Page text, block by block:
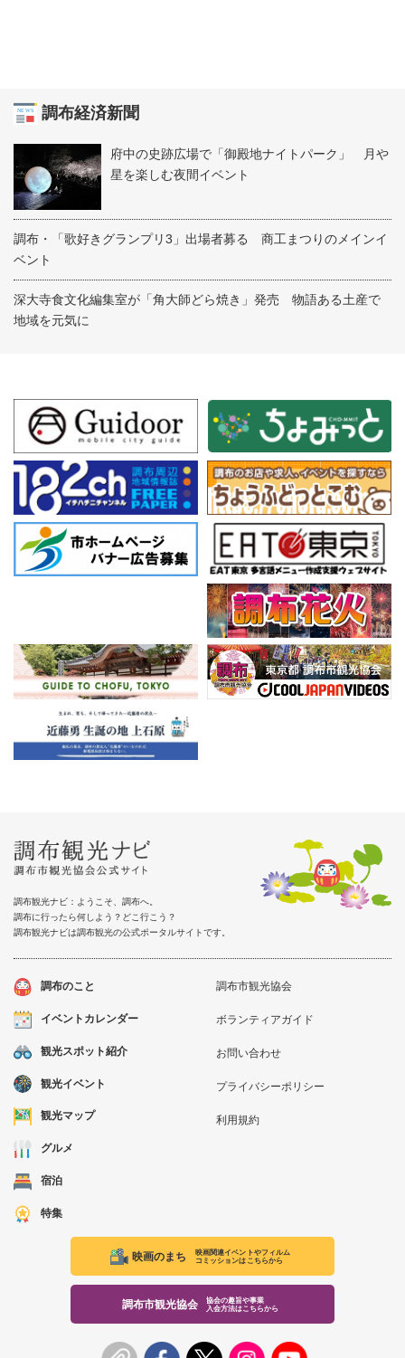
調布経済新聞
府中の史跡広場で「御殿地ナイトパーク」 月や
星を楽しむ夜間イベント
調布・「歌好きグランプリ3」出場者募る 商工まつりのメインイ
ベント
深大寺食文化編集室が「角大師どら焼き」発売 物語ある土産で
地域を元気に
調布観光ナビ：ようこそ、調布へ。
調布に行ったら何しよう？どこ行こう？
調布観光ナビは調布観光の公式ポータルサイトです。
調布のこと
イベントカレンダー
観光スポット紹介
観光イベント
観光マップ
グルメ
宿泊
特集
調布市観光協会
ボランティアガイド
お問い合わせ
プライバシーポリシー
利用規約
映画のまち
映画関連イベントやフィルム
コミッションはこちらから
調布市観光協会
協会の趣旨や事業
入会方法はこちらから